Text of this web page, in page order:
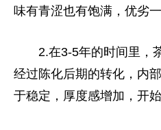
味有青涩也有饱满，优劣
2.在3-5年的时间里，
经过陈化后期的转化，内
于稳定，厚度感增加，开始